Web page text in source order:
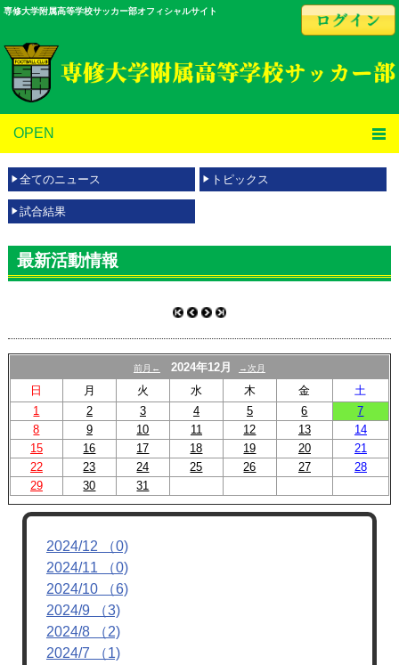
専修大学附属高等学校サッカー部オフィシャルサイト
OPEN
全てのニュース トピックス
試合結果
最新活動情報
前月← 2024年12月 →次月
日 月 火 水 木 金
土
1
2 3 4 5 6
7
8
9 10 11 12 13
14
15
16 17 18 19 20
21
22
23 24 25 26 27
28
29
30 31
2024/12 （0)
2024/11 （0)
2024/10 （6)
2024/9 （3)
2024/8 （2)
2024/7 （1)